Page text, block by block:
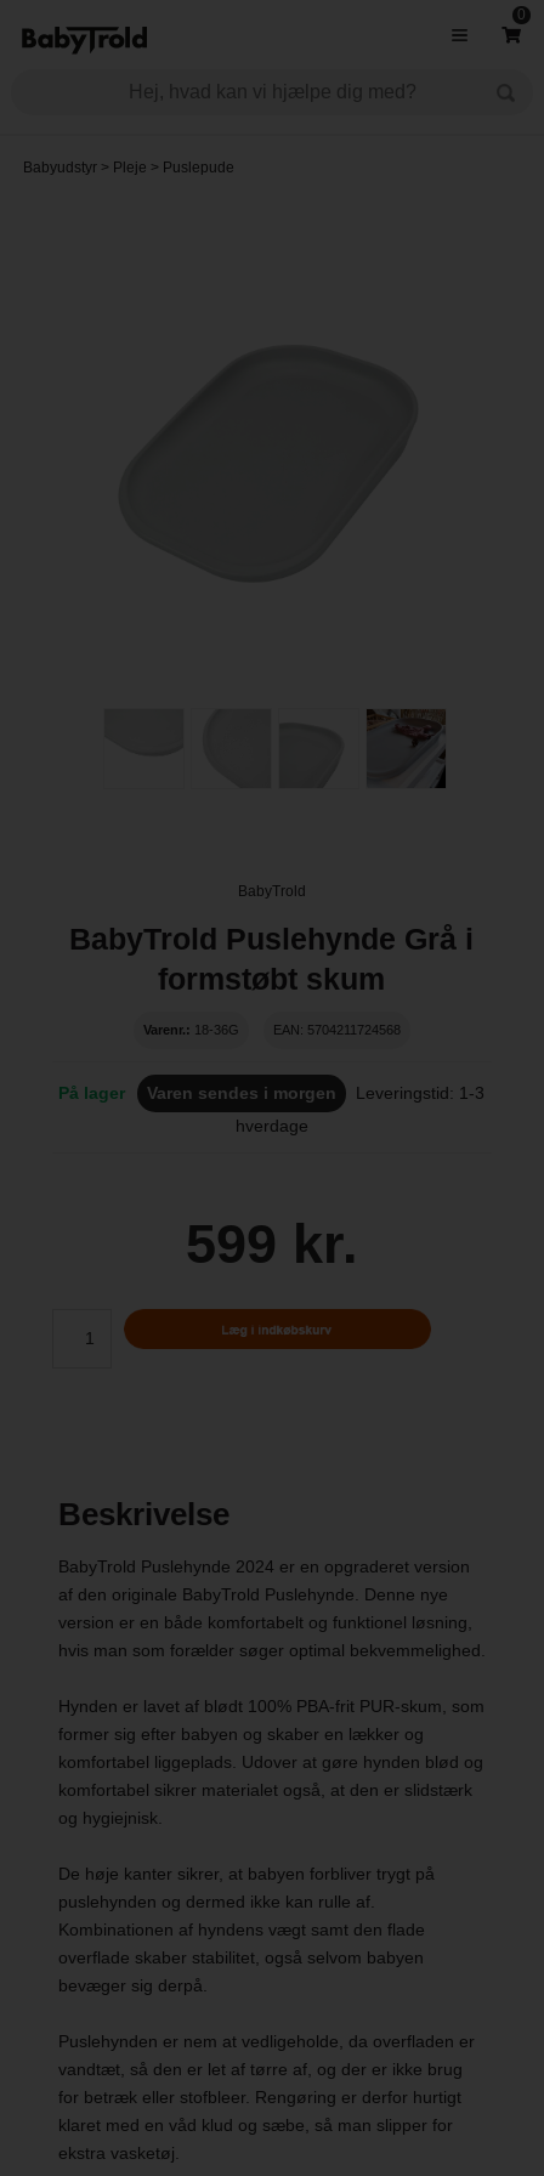
0
Babyudstyr> Pleje > Puslepude
BabyTrold
BabyTrold Puslehynde Grå i
formstøbt skum
Varenr.: 18-36G EAN: 5704211724568
På lager Varen sendes i morgen
Leveringstid: 1-3
hverdage
599 kr.
Beskrivelse
BabyTrold Puslehynde 2024 er en opgraderet version
af den originale BabyTrold Puslehynde. Denne nye
version er en både komfortabelt og funktionel løsning,
hvis man som forælder søger optimal bekvemmelighed.
Hynden er lavet af blødt 100% PBA-frit PUR-skum, som
former sig efter babyen og skaber en lækker og
komfortabel liggeplads. Udover at gøre hynden blød og
komfortabel sikrer materialet også, at den er slidstærk
og hygiejnisk.
De høje kanter sikrer, at babyen forbliver trygt på
puslehynden og dermed ikke kan rulle af.
Kombinationen af hyndens vægt samt den flade
overflade skaber stabilitet, også selvom babyen
bevæger sig derpå.
Puslehynden er nem at vedligeholde, da overfladen er
vandtæt, så den er let af tørre af, og der er ikke brug
for betræk eller stofbleer. Rengøring er derfor hurtigt
klaret med en våd klud og sæbe, så man slipper for
ekstra vasketøj.